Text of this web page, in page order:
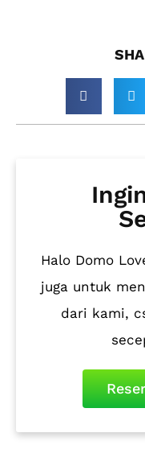
Halo Domo
juga untuk
dari kami,